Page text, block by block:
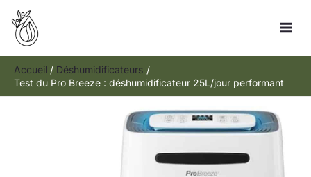
Aller
contenu
Accueil
Déshumidificateurs
Test du Pro Breeze : déshumidificateur 25L/jour performant
Rechercher